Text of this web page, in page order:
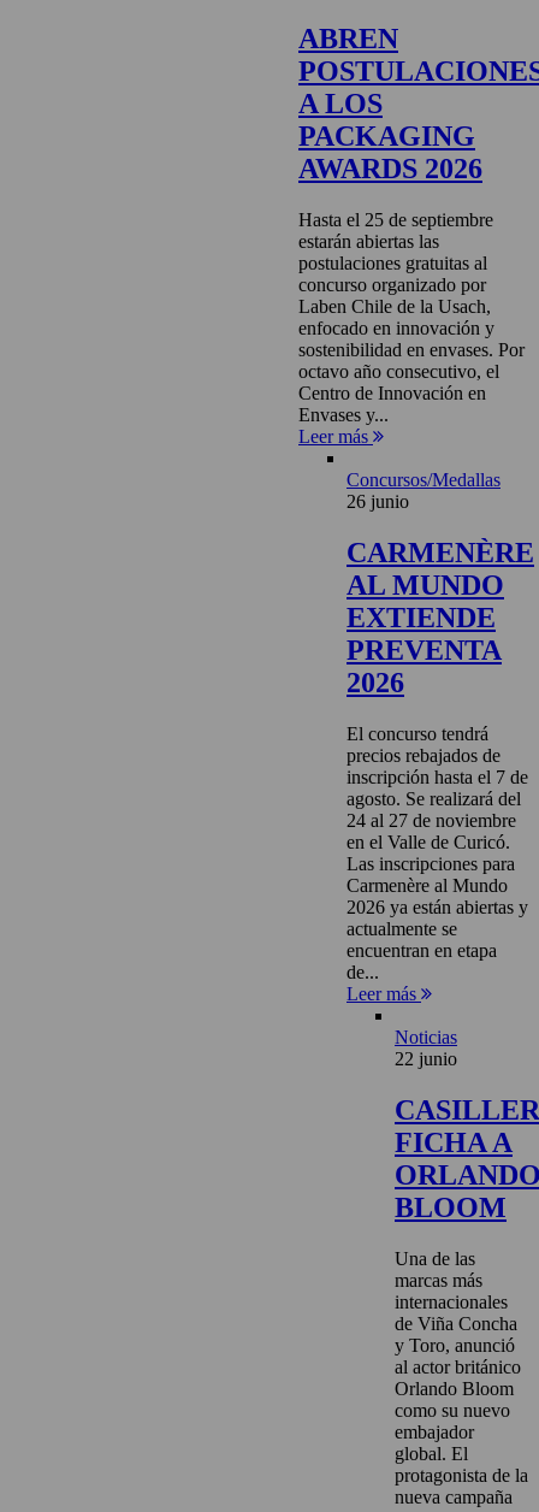
ABREN
A LOS
PACKAGING
AWARDS 2026
Hasta el 25 de septiembre
estarán abiertas las
postulaciones gratuitas al
concurso organizado por
Laben Chile de la Usach,
enfocado en innovación y
sostenibilidad en envases. Por
octavo año consecutivo, el
Centro de Innovación en
Envases y...
Leer más
Concursos/Medallas
26 junio
CARMENÈRE
AL MUNDO
EXTIENDE
PREVENTA
2026
El concurso tendrá
precios rebajados de
inscripción hasta el 7 de
agosto. Se realizará del
24 al 27 de noviembre
en el Valle de Curicó.
Las inscripciones para
Carmenère al Mundo
2026 ya están abiertas y
actualmente se
encuentran en etapa
de...
Leer más
Noticias
22 junio
FICHA A
BLOOM
Una de las
marcas más
internacionales
de Viña Concha
y Toro, anunció
al actor británico
Orlando Bloom
como su nuevo
embajador
global. El
protagonista de la
nueva campaña